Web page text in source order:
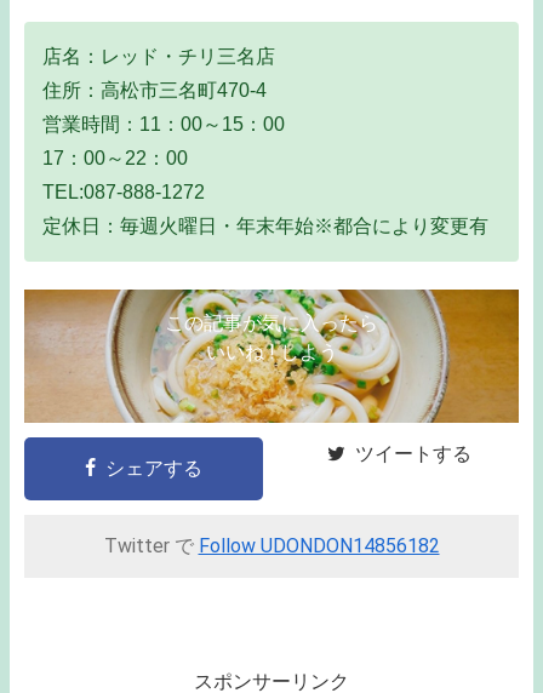
店名：レッド・チリ三名店
住所：高松市三名町470-4
営業時間：11：00～15：00
17：00～22：00
TEL:087-888-1272
定休日：毎週火曜日・年末年始※都合により変更有
この記事が気に入ったら
いいね ! しよう
シェアする
ツイートする
Twitter で Follow UDONDON14856182
スポンサーリンク